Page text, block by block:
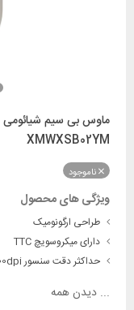
XMWXSB02YM
ناموجود
ویژگی های محصول
طراحی ارگونومیک
دارای میکروسویچ ‎TTC
حداکثر دقت سنسور 1000dpi
... دیدن همه